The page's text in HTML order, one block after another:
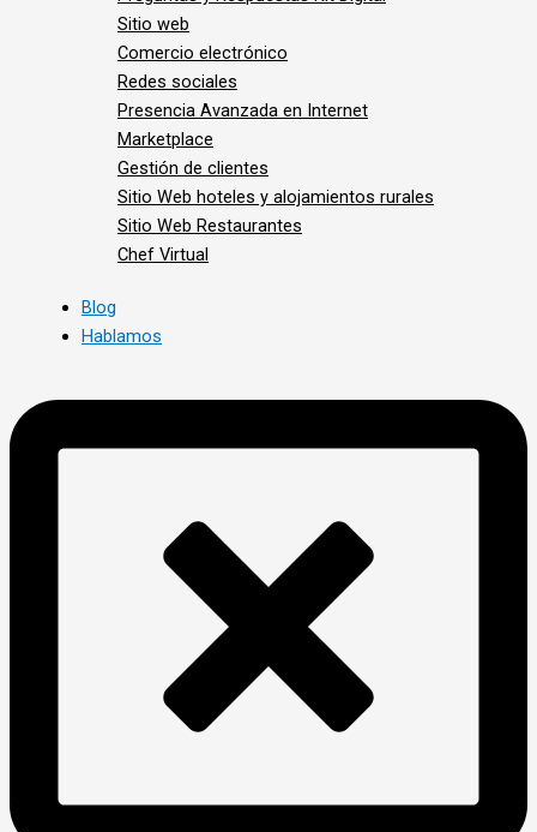
Sitio web
Comercio electrónico
Redes sociales
Presencia Avanzada en Internet
Marketplace
Gestión de clientes
Sitio Web hoteles y alojamientos rurales
Sitio Web Restaurantes
Chef Virtual
Blog
Hablamos